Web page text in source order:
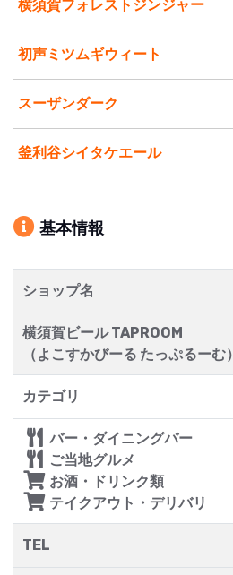
横須賀フォレストジンジャー
初声ミツムギウィート
スーザンダーク
釜利谷シイタケエール
基本情報
ショップ名
横須賀ビール TAPROOM
（よこすかびーる たっぷるーむ）
カテゴリ
バー・ダイニングバー
ご当地グルメ
お酒・ドリンク類
テイクアウト・デリバリ
TEL